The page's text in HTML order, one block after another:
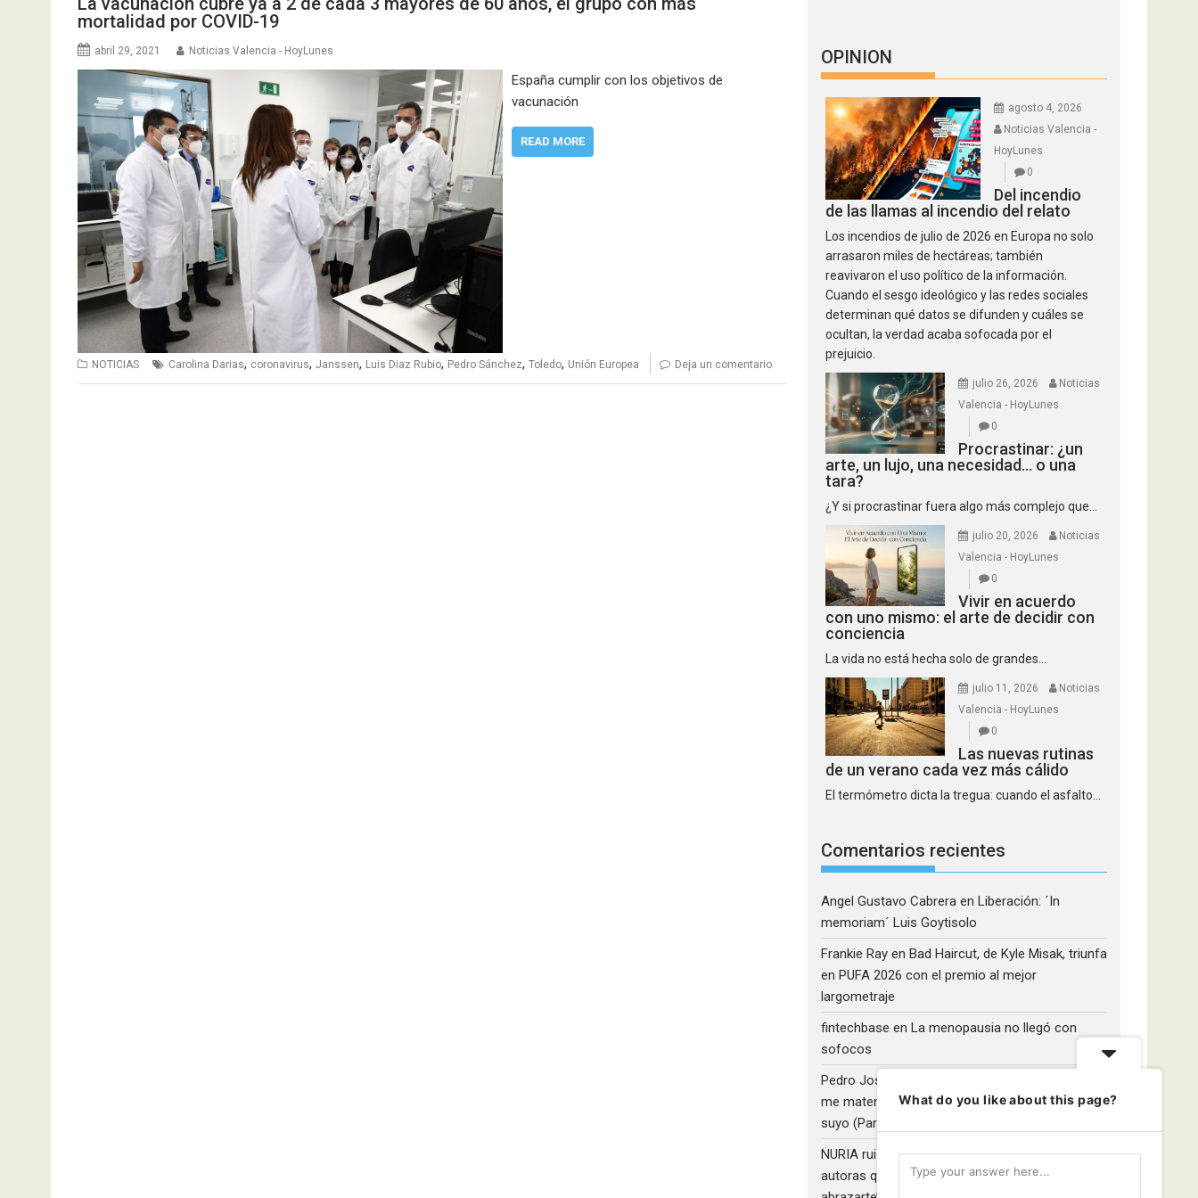
mortalidad por COVID-19
abril 29, 2021 Noticias Valencia - HoyLunes
España cumplir con los objetivos de
vacunación
READ MORE
NOTICIAS Carolina Darias, coronavirus, Janssen, Luis Diaz Rubio, Pedro Sánchez, Toledo, Unión Europea Deja un comentario
OPINION
agosto 4, 2026
Noticias Valencia -
HoyLunes
0
Del incendio
de las llamas al incendio del relato
Los incendios de julio de 2026 en Europa no solo
arrasaron miles de hectáreas; también
reavivaron el uso político de la información.
Cuando el sesgo ideológico y las redes sociales
determinan qué datos se difunden y cuáles se
ocultan, la verdad acaba sofocada por el
prejuicio.
julio 26, 2026
Noticias
Valencia - HoyLunes
0
Procrastinar: ¿un
arte, un lujo, una necesidad… o una
tara?
¿Y si procrastinar fuera algo más complejo que...
julio 20, 2026
Noticias
Valencia - HoyLunes
0
Vivir en acuerdo
con uno mismo: el arte de decidir con
conciencia
La vida no está hecha solo de grandes...
julio 11, 2026
Noticias
Valencia - HoyLunes
0
Las nuevas rutinas
de un verano cada vez más cálido
El termómetro dicta la tregua: cuando el asfalto...
Comentarios recientes
Angel Gustavo Cabrera en Liberación: ´In
memoriam´ Luis Goytisolo
Frankie Ray en Bad Haircut, de Kyle Misak, triunfa
en PUFA 2026 con el premio al mejor
largometraje
fintechbase en La menopausia no llegó con
sofocos
Pedro José Camacho Barrios
me maten!»: El Rulfo que el cine venezolano hizo
suyo (Parte 2)
NURIA ruiz fernandezenLibros que nadie lee y
autoras que no hacen ruido: Redescubriendo ‘Y
What do you like about this page?